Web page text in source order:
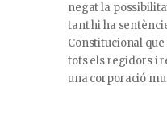
negat la
tant hi ha
Constitucional
tots els regidors i
una corporació